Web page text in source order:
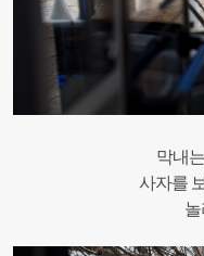
막내
사자를